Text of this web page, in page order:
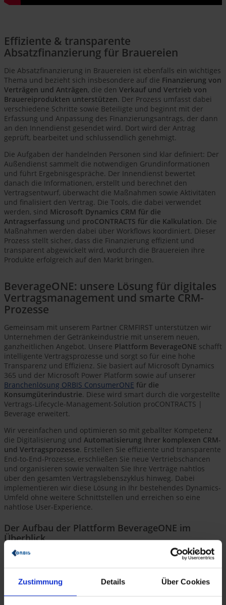
Zustimmung Details Über Cookies
Effiziente & transparente
Absatzfinanzierung für Brauereien
Die Absatzfinanzierung in Brauereien ist ebenfalls ein wichtiges
Thema und bezieht sich insbesondere auf die Finanzierung von
Verträgen und Anträgen, die den Verkauf und Vertrieb von
Brauereiprodukten unterstützen. Der Prozess umfasst dabei
verschiedene Schritte sowie Beteiligte und beginnt mit der
Erfassung und Anpassung des Finanzierungsantrags, der dann
an den Innendienst gesendet wird. Dort wird der Antrag
geprüft, bearbeitet und schlussendlich genehmigt.
Die Aufgaben der handelnden Personen sind klar definiert: Der
Außendienst sammelt die notwendigen Grundinformationen
und führt Ergebnisgespräche. Der Innendienst bewertet
danach die Informationen, erstellt und berechnet den
Vertragsentwurf, überwacht die Maßnahmen sowie Aktivitäten
und finalisiert den Vertrag. Die Tools, die dabei verwendet
werden, sind Microsoft Dynamics CRM für die
Antragserfassung und proCONTRACTS für die Kalkulation. Die
Maßnahmen werden dabei über Workflows koordiniert. Dieser
Prozess stellt sicher, dass die Finanzierung effizient und
transparent abgewickelt wird, wodurch die Brauereien ihre
Produkte erfolgreich auf den Markt bringen.
BeverageONE: unsere Lösung für digitales
Vertragsmanagement und smarte CRM-
Prozesse
Gemeinsam mit unserem Partner CRMFIRST unterstützen wir
Unternehmen der Getränkeindustrie mit unserem neuen,
ganzheitlichen Angebot. Unsere Plattform BeverageONE schafft
intelligente Vertragsprozesse und sorgt so für eine hohe
Transparenz und Effizienz. Sie basiert auf Microsoft Dynamics
365 und der Microsoft Power Platform sowie auf unserer
Branchenlösung ORBIS ConsumerONE für die
Konsumgüterindustrie. Diese wird smart durch die vorgestellte
Vertrags-Lifecycle-Management-Solution proCONTRACTS |
Beverage erweitert.
Wir vereinfachen und optimieren so mit geballter Kompetenz
die Digitalisierung und Automatisierung Ihrer komplexen CRM-
und Vertragsprozesse. Erstellen Sie effiziente und transparente
End-to-End-Prozesse, erschließen Sie neue Vertriebschancen
und organisieren sowie verwalten Sie Ihre Verträge nahtlos
über den gesamten Vertragslebenszyklus hinweg. Dabei
implementieren wir diese Lösung in Ihr bestehendes Dynamics-
Umfeld ohne weitere Schnittstellen und erreichen so eine
nahtlose User-Experience.
Der Aufbau der Plattform BeverageONE im
Überblick
Dank unserer Plattform BeverageONE erreichen Sie nicht nur
in Ihrem Team drastisch, verpassen keine Verkaufschancen
mehr und vermeiden unnötige Kosten und rechtliche Probleme!